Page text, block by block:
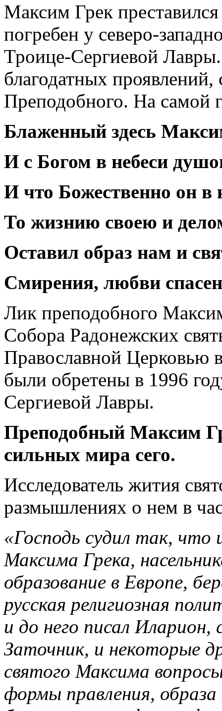
Максим Грек
погребен у северо-
Троице-Сергиевой Лавры.
благодатных
Преподобного. На самой
Блаженный здесь
И с Богом в небеси
И что Божественно он в
То жизнию своею и
Оставил образ нам и
Смирения, любви
Лик преподобного
Собора Радонежских
Православной Церковью
были обретены в 1996
Сергиевой Лавры.
Преподобный Максим
сильных мира сего.
Исследователь жития
размышлениях о нем в
«Господь судил так, что
Максима Грека,
образование в Европе,
русская религиозная
и до него писал Иларион,
Заточник, и некоторые
святого Максима
формы правления, образа